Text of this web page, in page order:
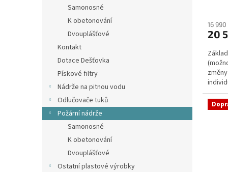
Samonosné
K obetonování
Dvouplášťové
Kontakt
Dotace Dešťovka
Pískové filtry
Nádrže na pitnou vodu
Odlučovače tuků
Požární nádrže
Samonosné
K obetonování
Dvouplášťové
Ostatní plastové výrobky
je
z
5
16
20